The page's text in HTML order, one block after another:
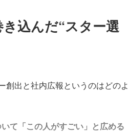
込んだ“スター選
出と社内広報というのはどのよ
て「この人がすごい」と広める